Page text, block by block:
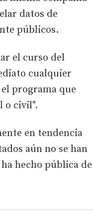
datos de
públicos.
el curso del
cualquier
programa que
o civil".
en tendencia
aún no se han
hecho pública de